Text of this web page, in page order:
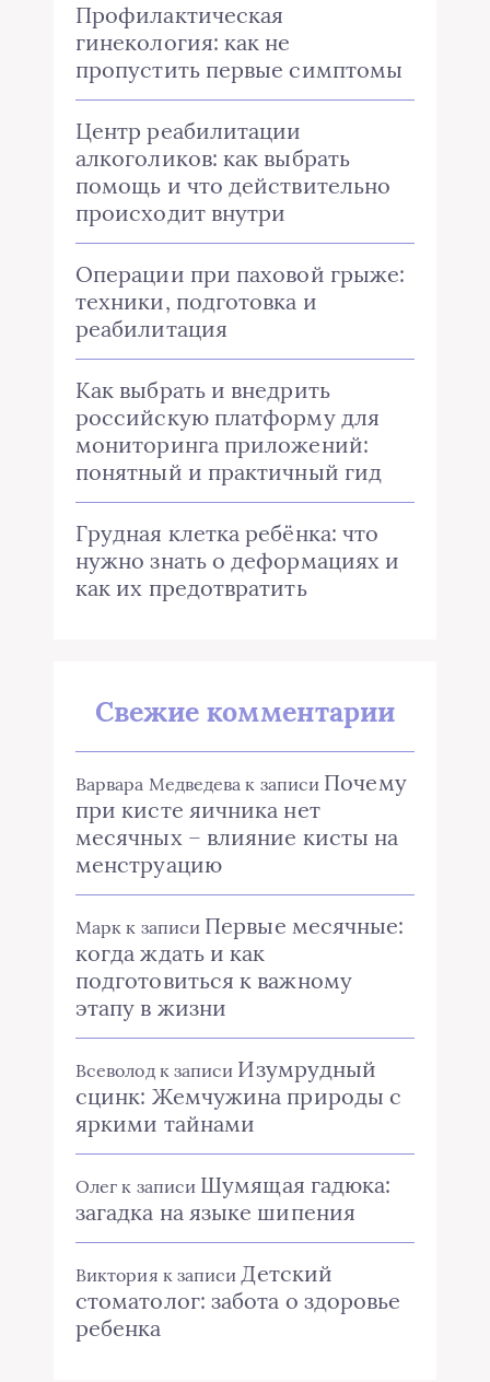
Профилактическая
гинекология: как не
пропустить первые симптомы
Центр реабилитации
алкоголиков: как выбрать
помощь и что действительно
происходит внутри
Операции при паховой грыже:
техники, подготовка и
реабилитация
Как выбрать и внедрить
российскую платформу для
мониторинга приложений:
понятный и практичный гид
Грудная клетка ребёнка: что
нужно знать о деформациях и
как их предотвратить
Свежие комментарии
Варвара Медведева к записи Почему
при кисте яичника нет
месячных – влияние кисты на
менструацию
Марк к записи Первые месячные:
когда ждать и как
подготовиться к важному
этапу в жизни
Всеволодк записи Изумрудный
сцинк: Жемчужина природы с
яркими тайнами
Олег к записи Шумящая гадюка:
загадка на языке шипения
Виктория к записиДетский
стоматолог: забота о здоровье
ребенка